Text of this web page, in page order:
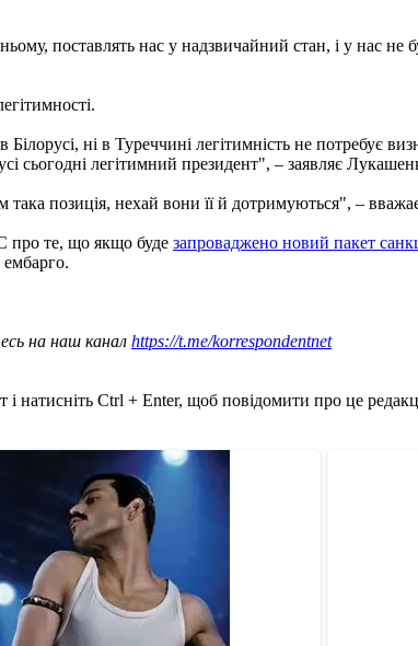
поставлять нас у надзвичайний стан, і у нас не
ні в Туреччині легітимність не
сьогодні легітимний президент", – заявляє
позиція, нехай вони її й дотримуються", –
про те, що якщо буде запроваджено новий пакет
ембарго.
на наш канал https://t.me/korrespondentnet
натисніть Ctrl + Enter, щоб повідомити про це